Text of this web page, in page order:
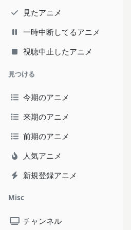
見たアニメ
一時中断してるアニメ
視聴中止したアニメ
見つける
今期のアニメ
来期のアニメ
前期のアニメ
人気アニメ
新規登録アニメ
Misc
チャンネル